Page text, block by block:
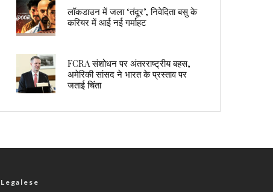
लॉकडाउन में जला ‘तंदूर’, निवेदिता बसु के
करियर में आई नई गर्माहट
FCRA संशोधन पर अंतरराष्ट्रीय बहस,
अमेरिकी सांसद ने भारत के प्रस्ताव पर
जताई चिंता
Legalese